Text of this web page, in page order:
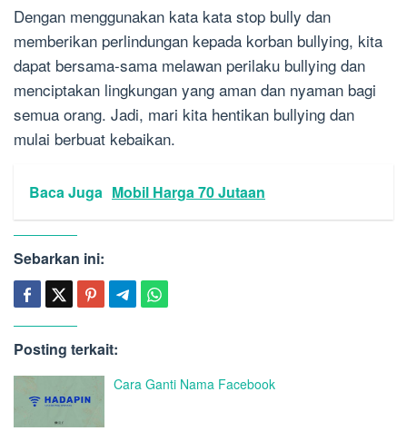
Dengan menggunakan kata kata stop bully dan
memberikan perlindungan kepada korban bullying, kita
dapat bersama-sama melawan perilaku bullying dan
menciptakan lingkungan yang aman dan nyaman bagi
semua orang. Jadi, mari kita hentikan bullying dan
mulai berbuat kebaikan.
Baca Juga Mobil Harga 70 Jutaan
Sebarkan ini:
Posting terkait:
Cara Ganti Nama Facebook